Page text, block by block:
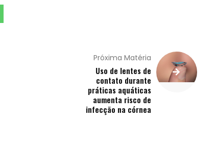
Próxima Matéria
Uso de lentes de
contato durante
práticas aquáticas
aumenta risco de
infecção na córnea